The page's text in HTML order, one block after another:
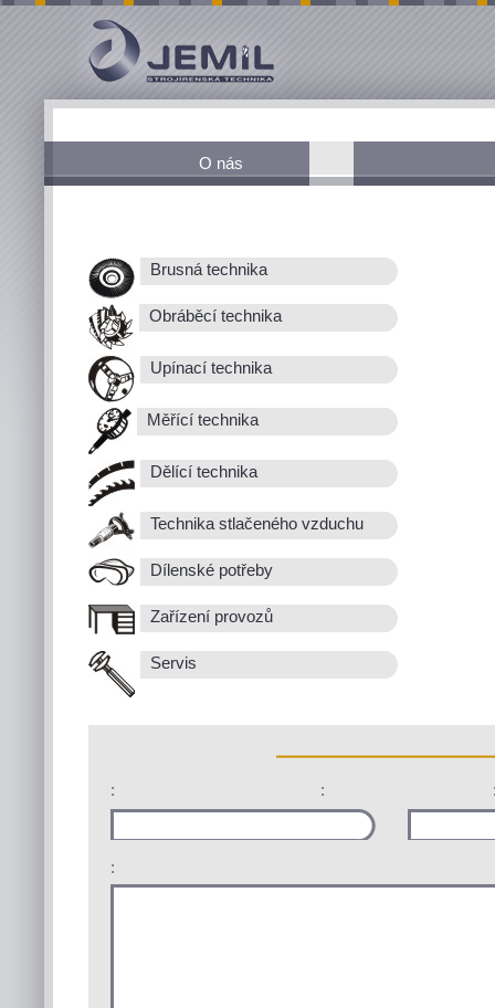
O nás
Brusná technika
Obráběcí technika
Upínací technika
Měřící technika
Dělící technika
Technika stlačeného vzduchu
Dílenské potřeby
Zařízení provozů
Servis
: :
: